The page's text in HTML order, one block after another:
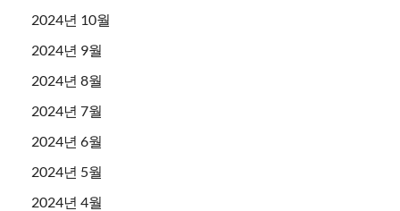
2024년 10월
2024년 9월
2024년 8월
2024년 7월
2024년 6월
2024년 5월
2024년 4월